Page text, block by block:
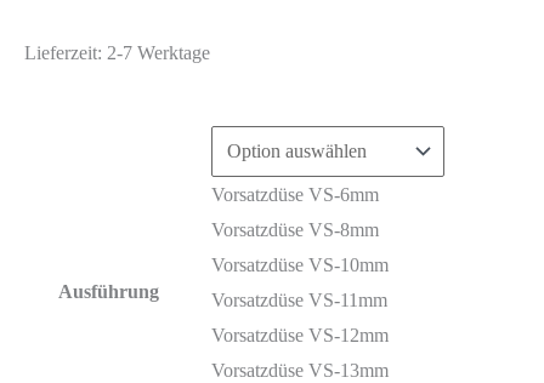
Lieferzeit: 2-7 Werktage
Ausführung
Vorsatzdüse VS-6mm
Vorsatzdüse VS-8mm
Vorsatzdüse VS-10mm
Vorsatzdüse VS-11mm
Vorsatzdüse VS-12mm
Vorsatzdüse VS-13mm